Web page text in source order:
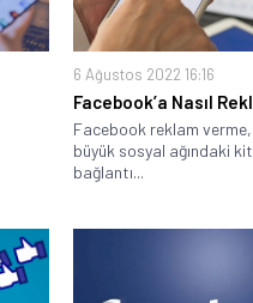
6 Ağustos 2022 16:16
Facebook’a Nasıl
Facebook reklam verme,
büyük sosyal ağındaki
bağlantı...